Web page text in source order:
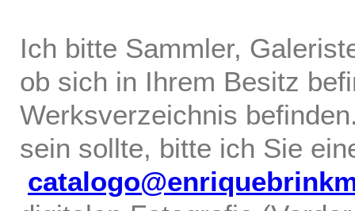
Ich bitte Sammler,
ob sich in Ihrem Besitz
Werksverzeichnis
sein sollte, bitte ich Sie